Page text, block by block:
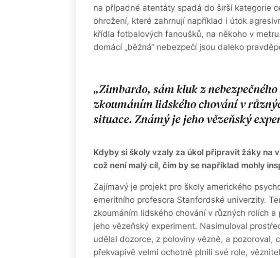
na případné atentáty spadá do širší kategorie
ohrožení, které zahrnují například i útok
křídla fotbalových fanoušků, na někoho v
domácí „běžná“ nebezpečí jsou daleko
Zimbardo, sám kluk z
zkoumáním lidského chování v
situace. Známý je jeho vězeňský
Kdyby si školy vzaly za úkol připravit žáky na
což není malý cíl, čím by se například mohly
Zajímavý je projekt pro školy amerického
emeritního profesora Stanfordské univerzity.
zkoumáním lidského chování v různých rolích
jeho vězeňský experiment. Nasimuloval
udělal dozorce, z poloviny vězně, a pozoroval,
překvapivě velmi ochotně plnili své role,